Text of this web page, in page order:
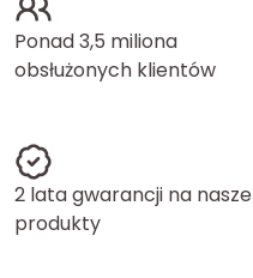
Ponad 3,5 miliona
obsłużonych klientów
2 lata gwarancji na nasze
produkty